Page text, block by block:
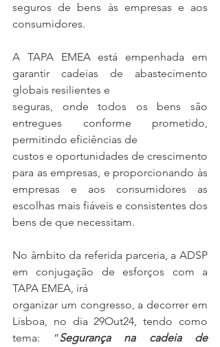
seguros de bens às empresas e aos
consumidores.
A TAPA EMEA está empenhada em
garantir cadeias de abastecimento
globais resilientes e
seguras, onde todos os bens são
entregues conforme prometido,
permitindo eficiências de
custos e oportunidades de crescimento
para as empresas, e proporcionando às
empresas e aos consumidores as
escolhas mais fiáveis ​​e consistentes dos
bens de que necessitam.
No âmbito da referida parceria, a ADSP
em conjugação de esforços com a
TAPA EMEA, irá
organizar um congresso, a decorrer em
Lisboa, no dia 29Out24, tendo como
tema: “Segurança na cadeia de